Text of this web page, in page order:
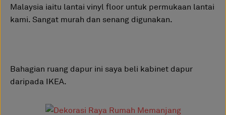
Malaysia iaitu lantai vinyl floor untuk permukaan lantai
kami. Sangat murah dan senang digunakan.
Bahagian ruang dapur ini saya beli kabinet dapur
daripada IKEA.